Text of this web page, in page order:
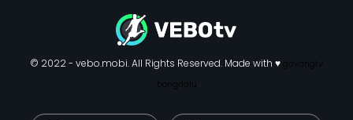
© 2022 - vebo.mobi. All Rights Reserved. Made with ♥ gavangtv
bongdalu